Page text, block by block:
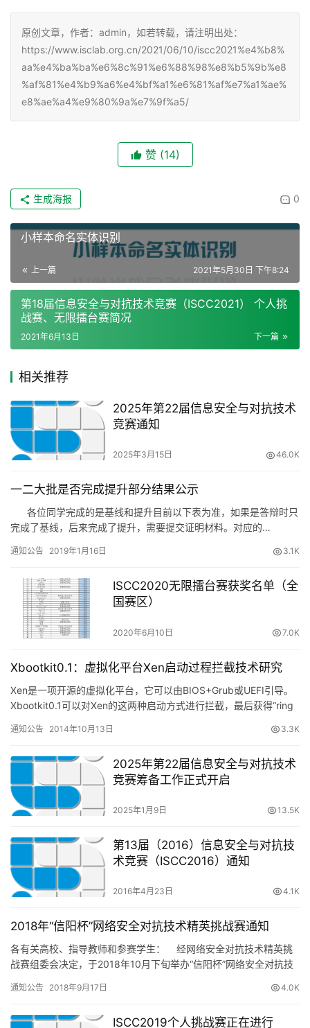
原创文章，作者：admin，如若转载，请注明出处：
https://www.isclab.org.cn/2021/06/10/iscc2021%e4%b8%
aa%e4%ba%ba%e6%8c%91%e6%88%98%e8%b5%9b%e8
%af%81%e4%b9%a6%e4%bf%a1%e6%81%af%e7%a1%ae%
e8%ae%a4%e9%80%9a%e7%9f%a5/
赞 (14)
0
生成海报
小样本命名实体识别
上一篇 2021年5月30日 下午8:24
第18届信息安全与对抗技术竞赛（ISCC2021） 个人挑
战赛、无限擂台赛简况
下一篇
2021年6月13日
相关推荐
2025年第22届信息安全与对抗技术
竞赛通知
2025年3月15日 46.0K
一二大批是否完成提升部分结果公示
各位同学完成的是基线和提升目前以下表为准，如果是答辩时只
完成了基线，后来完成了提升，需要提交证明材料。对应的…
通知公告 2019年1月16日 3.1K
ISCC2020无限擂台赛获奖名单（全
国赛区）
2020年6月10日 7.0K
Xbootkit0.1：虚拟化平台Xen启动过程拦截技术研究
Xen是一项开源的虚拟化平台，它可以由BIOS+Grub或UEFI引导。
Xbootkit0.1可以对Xen的这两种启动方式进行拦截，最后获得“ring
通知公告 2014年10月13日 3.3K
2025年第22届信息安全与对抗技术
竞赛筹备工作正式开启
2025年1月9日 13.5K
第13届（2016）信息安全与对抗技
术竞赛（ISCC2016）通知
2016年4月23日 4.1K
2018年“信阳杯”网络安全对抗技术精英挑战赛通知
各有关高校、指导教师和参赛学生： 经网络安全对抗技术精英挑
战赛组委会决定，于2018年10月下旬举办“信阳杯”网络安全对抗技
通知公告 2018年9月17日 4.0K
ISCC2019个人挑战赛正在进行